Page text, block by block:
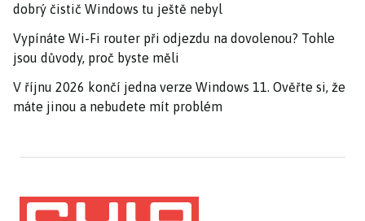
dobrý čistič Windows tu ještě nebyl
Vypínáte Wi-Fi router při odjezdu na dovolenou? Tohle
jsou důvody, proč byste měli
V říjnu 2026 končí jedna verze Windows 11. Ověřte si, že
máte jinou a nebudete mít problém